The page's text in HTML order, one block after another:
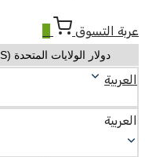
عربة التسوق
العربية
العربية